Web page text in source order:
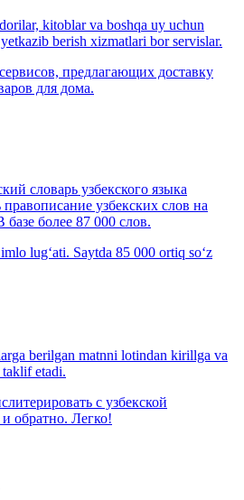
kitoblar va boshqa uy uchun
berish xizmatlari bor servislar.
предлагающих доставку
для дома.
словарь узбекского языка
узбекских слов на
более 87 000 слов.
lug‘ati. Saytda 85 000 ortiq so‘z
berilgan matnni lotindan kirillga va
etadi.
с узбекской
обратно. Легко!